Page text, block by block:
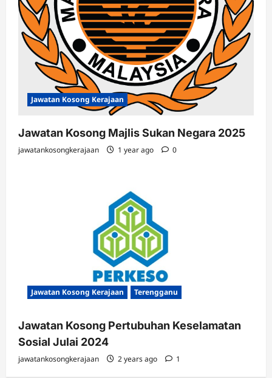
Jawatan Kosong Kerajaan
Jawatan Kosong Majlis Sukan Negara 2025
jawatankosongkerajaan 1 year ago 0
Jawatan Kosong Kerajaan Terengganu
Jawatan Kosong Pertubuhan Keselamatan
Sosial Julai 2024
jawatankosongkerajaan 2 years ago 1